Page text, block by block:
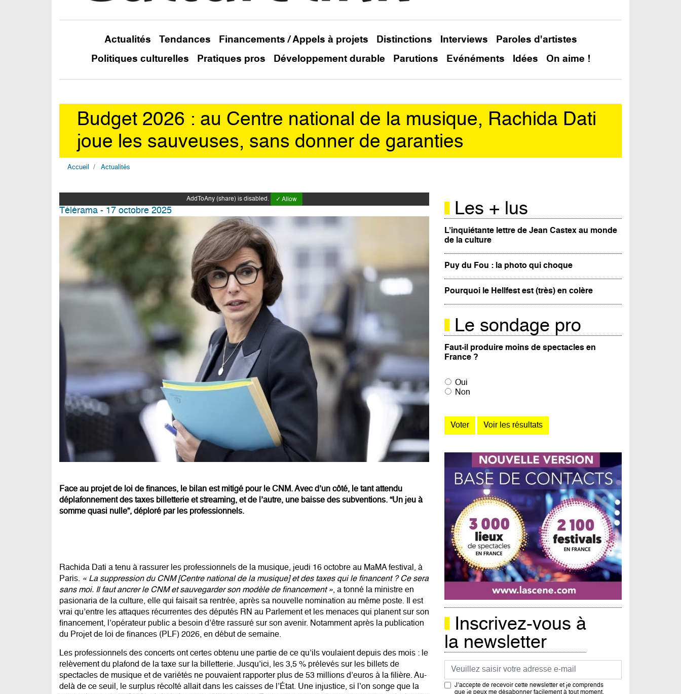
Actualités Tendances Financements / Appels à projets Distinctions Interviews
Paroles d'artistes
Politiques culturelles
Pratiques pros Développement durable Parutions Evénéments Idées On aime !
Budget 2026 : au Centre national de la musique, Rachida Dati
joue les sauveuses, sans donner de garanties
Accueil Actualités
AddToAny (share) is disabled. ✓ Allow
Télérama - 17 octobre 2025
Face au projet de loi de finances, le bilan est mitigé pour le CNM. Avec d’un côté, le tant attendu
déplafonnement des taxes billetterie et streaming, et de l’autre, une baisse des subventions. “Un jeu à
somme quasi nulle”, déploré par les professionnels.
Rachida Dati a tenu à rassurer les professionnels de la musique, jeudi 16 octobre au MaMA festival, à
Paris. « La suppression du CNM [Centre national de la musique] et des taxes qui le financent ? Ce sera
sans moi. Il faut ancrer le CNM et sauvegarder son modèle de financement », a tonné la ministre en
pasionaria de la culture, elle qui faisait sa rentrée, après sa nouvelle nomination au même poste. Il est
vrai qu’entre les attaques récurrentes des députés RN au Parlement et les menaces qui planent sur son
financement, l’opérateur public a besoin d’être rassuré sur son avenir. Notamment après la publication
du Projet de loi de finances (PLF) 2026, en début de semaine.
Les professionnels des concerts ont certes obtenu une partie de ce qu’ils voulaient depuis des mois : le
relèvement du plafond de la taxe sur la billetterie. Jusqu’ici, les 3,5 % prélevés sur les billets de
spectacles de musique et de variétés ne pouvaient rapporter plus de 53 millions d’euros à la filière. Au-
delà de ce seuil, le surplus récolté allait dans les caisses de l’État. Une injustice, si l’on songe que la
Les + lus
L’inquiétante lettre de Jean Castex au monde
de la culture
Puy du Fou : la photo qui choque
Pourquoi le Hellfest est (très) en colère
Le sondage pro
Faut-il produire moins de spectacles en
France ?
Oui
Non
Inscrivez-vous à
la newsletter
Courriel
J’accepte de recevoir cette newsletter et je comprends
que je peux me désabonner facilement à tout moment.